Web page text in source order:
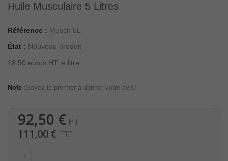
Huile Musculaire 5 Litres
Référence : Musclr 5L
État : Nouveau produit
18.50 euros HT le litre
Note :Soyez le premier à donner votre avis!
92,50 € HT
111,00 € TTC
-